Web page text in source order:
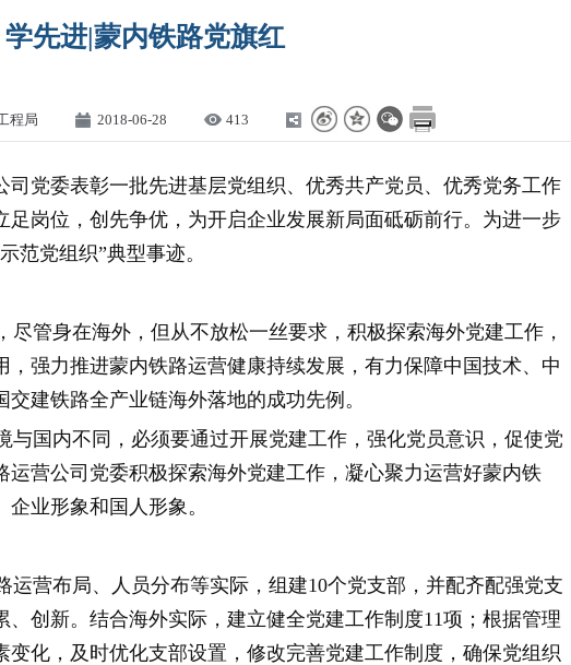
学先进|蒙内铁路党旗红
程局 2018-06-28 413
党委表彰一批先进基层党组织、优秀共产党员、优秀党务工作
足岗位，创先争优，为开启企业发展新局面砥砺前行。为进一步
范党组织”典型事迹。
尽管身在海外，但从不放松一丝要求，积极探索海外党建工作，
，强力推进蒙内铁路运营健康持续发展，有力保障中国技术、中
建铁路全产业链海外落地的成功先例。
国内不同，必须要通过开展党建工作，强化党员意识，促使党
运营公司党委积极探索海外党建工作，凝心聚力运营好蒙内铁
业形象和国人形象。
营布局、人员分布等实际，组建10个党支部，并配齐配强党支
创新。结合海外实际，建立健全党建工作制度11项；根据管理
化，及时优化支部设置，修改完善党建工作制度，确保党组织